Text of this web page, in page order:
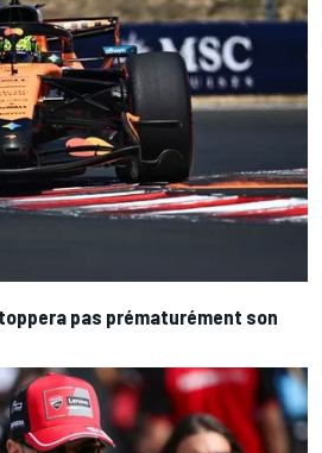
pas prématurément son